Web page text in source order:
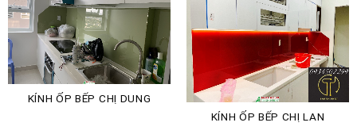
KÍNH ỐP BẾP CHỊ DUNG
KÍNH ỐP BẾP CHỊ LAN